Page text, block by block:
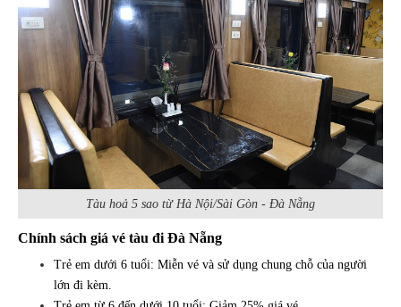
Tàu hoả 5 sao từ Hà Nội/Sài Gòn - Đà Nẵng
Chính sách giá vé tàu đi Đà Nẵng
Trẻ em dưới 6 tuổi: Miễn vé và sử dụng chung chỗ của người
lớn đi kèm.